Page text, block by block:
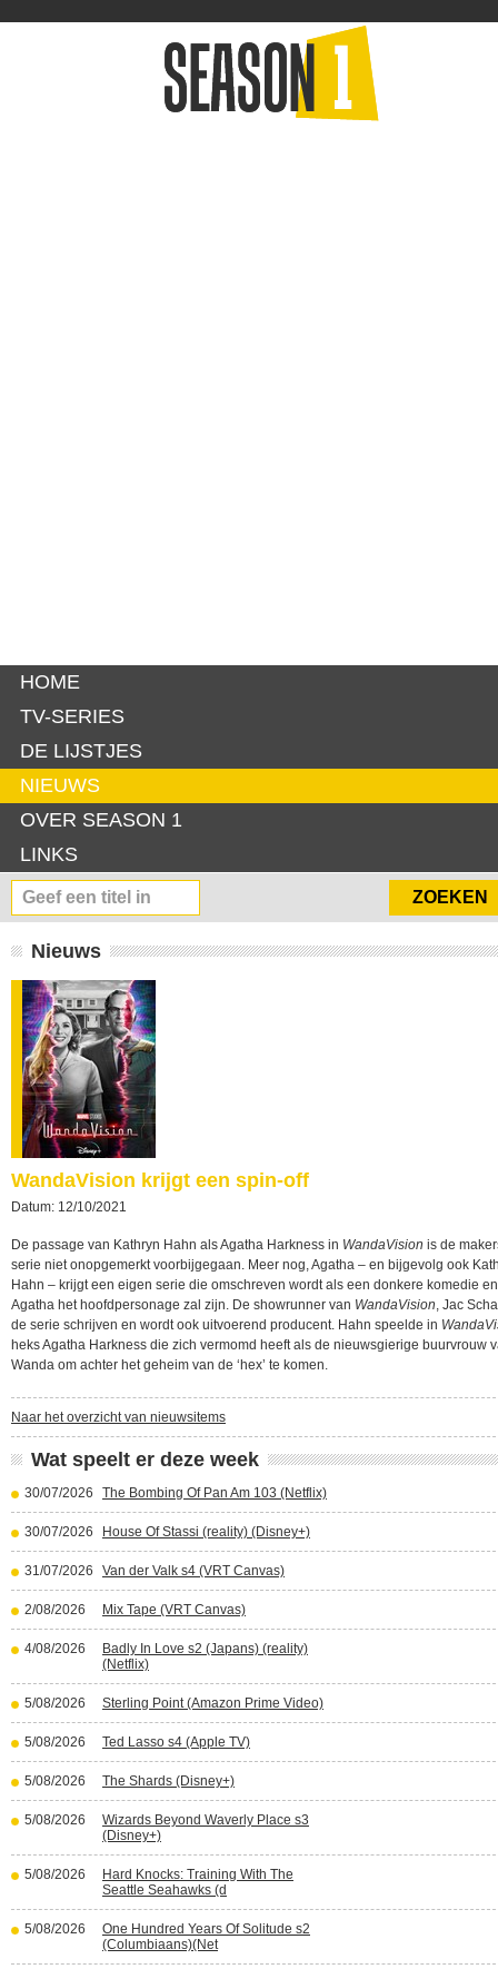
HOME
TV-SERIES
DE LIJSTJES
NIEUWS
OVER SEASON 1
LINKS
Nieuws
WandaVision krijgt een spin-off
Datum: 12/10/2021
De passage van Kathryn Hahn als Agatha Harkness in WandaVision is de
serie niet onopgemerkt voorbijgegaan. Meer nog, Agatha – en bijgevolg ook
Hahn – krijgt een eigen serie die omschreven wordt als een donkere komedie
Agatha het hoofdpersonage zal zijn. De showrunner van WandaVision, Jac
de serie schrijven en wordt ook uitvoerend producent. Hahn speelde in
heks Agatha Harkness die zich vermomd heeft als de nieuwsgierige buurvrouw
Wanda om achter het geheim van de ‘hex’ te komen.
Naar het overzicht van nieuwsitems
Wat speelt er deze week
30/07/2026 The Bombing Of Pan Am 103 (Netflix)
30/07/2026 House Of Stassi (reality) (Disney+)
31/07/2026 Van der Valk s4 (VRT Canvas)
2/08/2026 Mix Tape (VRT Canvas)
4/08/2026
Badly In Love s2 (Japans) (reality)
(Netflix)
5/08/2026 Sterling Point (Amazon Prime Video)
5/08/2026 Ted Lasso s4 (Apple TV)
5/08/2026 The Shards (Disney+)
5/08/2026
Wizards Beyond Waverly Place s3
(Disney+)
5/08/2026
Hard Knocks: Training With The
Seattle Seahawks (d
5/08/2026
One Hundred Years Of Solitude s2
(Columbiaans)(Net